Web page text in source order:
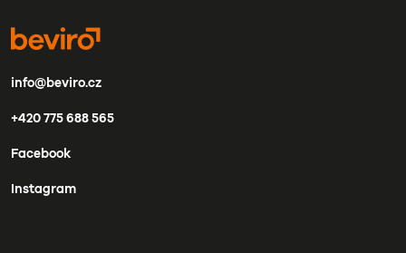
info@beviro.cz
+420 775 688 565
Facebook
Instagram